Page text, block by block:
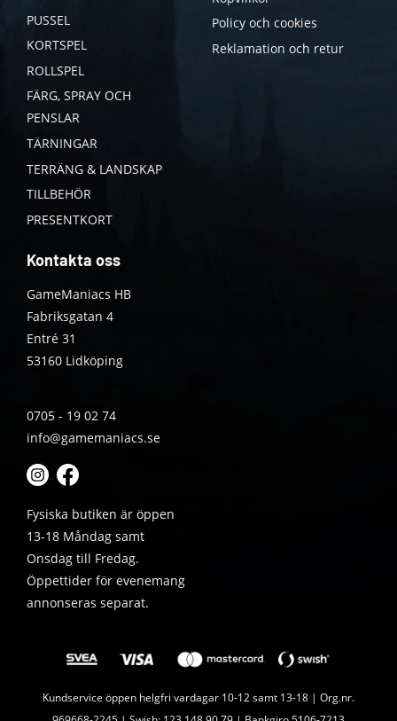
PUSSEL
KORTSPEL
ROLLSPEL
FÄRG, SPRAY OCH
PENSLAR
TÄRNINGAR
TERRÄNG & LANDSKAP
TILLBEHÖR
PRESENTKORT
Policy och cookies
Reklamation och retur
Kontakta oss
GameManiacs HB
Fabriksgatan 4
Entré 31
53160 Lidköping
0705 - 19 02 74
info@gamemaniacs.se
Fysiska butiken är öppen
13-18 Måndag samt
Onsdag till Fredag.
Öppettider för evenemang
annonseras separat.
Kundservice öppen helgfri vardagar 10-12 samt 13-18 | Org.nr.